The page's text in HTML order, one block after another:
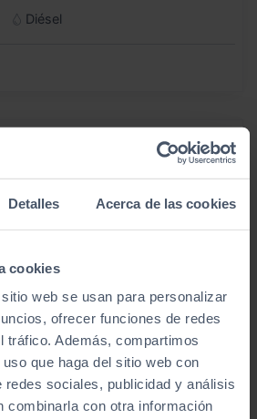
Detalles Acerca de las cookies
cookies
web se usan para personalizar
ofrecer funciones de redes
tráfico. Además, compartimos
que haga del sitio web con
redes sociales, publicidad y análisis
combinarla con otra información
Diésel